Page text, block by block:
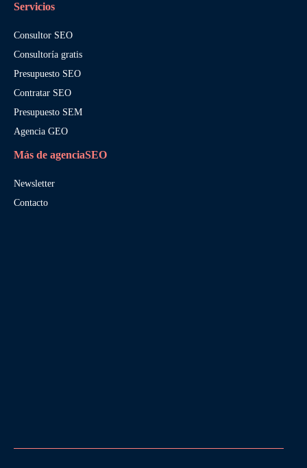
Servicios
Consultor SEO
Consultoría gratis
Presupuesto SEO
Contratar SEO
Presupuesto SEM
Agencia GEO
Más de agenciaSEO
Newsletter
Contacto